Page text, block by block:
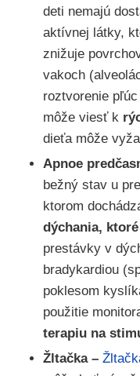
deti nemajú
aktívnej látky,
znižuje
vakoch
roztvorenie
môže viesť k
dieťa môže
Apnoe
bežný stav u
ktorom
dýchania,
prestávky v
bradykardiou
poklesom
použitie
terapiu na
Žltačka –